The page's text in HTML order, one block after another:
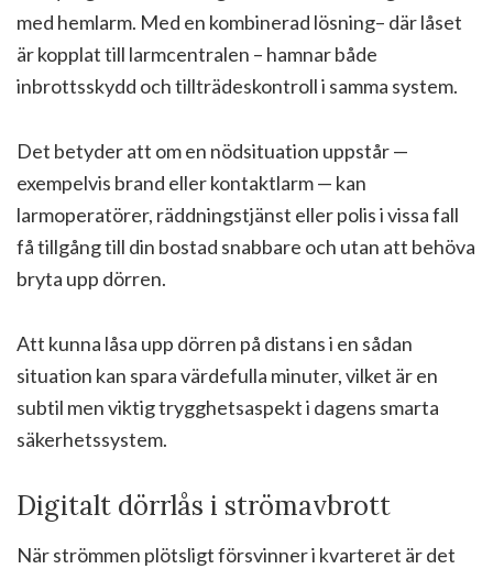
med hemlarm. Med en kombinerad lösning– där låset
är kopplat till larmcentralen – hamnar både
inbrottsskydd och tillträdeskontroll i samma system.
Det betyder att om en nödsituation uppstår —
exempelvis brand eller kontaktlarm — kan
larmoperatörer, räddningstjänst eller polis i vissa fall
få tillgång till din bostad snabbare och utan att behöva
bryta upp dörren.
Att kunna låsa upp dörren på distans i en sådan
situation kan spara värdefulla minuter, vilket är en
subtil men viktig trygghetsaspekt i dagens smarta
säkerhetssystem.
Digitalt dörrlås i strömavbrott
När strömmen plötsligt försvinner i kvarteret är det